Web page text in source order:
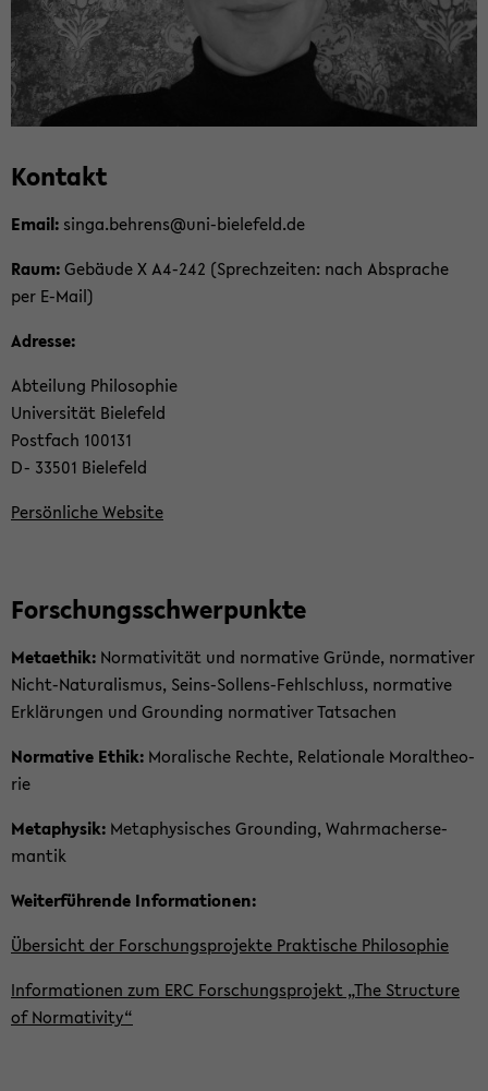
Kon­takt
Email: singa.beh­rens@uni-​bielefeld.de
Raum:Ge­bäu­de X A4-​242 (Sprech­zei­ten: nach Ab­spra­che
per E-​Mail)
Adres­se:
Ab­tei­lung Phi­lo­so­phie
Uni­ver­si­tät Bie­le­feld
Post­fach 100131
D- 33501 Bie­le­feld
Per­sön­li­che Web­site
For­schungs­schwer­punk­te
Me­ta­ethik: Nor­ma­ti­vi­tät und nor­ma­ti­ve Grün­de, nor­ma­ti­ver
Nicht-​Naturalismus, Seins-​Sollens-Fehlschluss, nor­ma­ti­ve
Er­klä­run­gen und Groun­ding nor­ma­ti­ver Tat­sa­chen
Nor­ma­ti­ve Ethik: Mo­ra­li­sche Rech­te, Re­la­tio­na­le Mo­ral­theo­
rie
Me­ta­phy­sik: Me­ta­phy­si­sches Groun­ding, Wahr­ma­cher­se­
man­tik
Wei­ter­füh­ren­de In­for­ma­tio­nen:
Über­sicht der For­schungs­pro­jek­te Prak­ti­sche Phi­lo­so­phie
In­for­ma­tio­nen zum ERC For­schungs­pro­jekt „The Struc­tu­re
of Nor­ma­ti­vi­ty“